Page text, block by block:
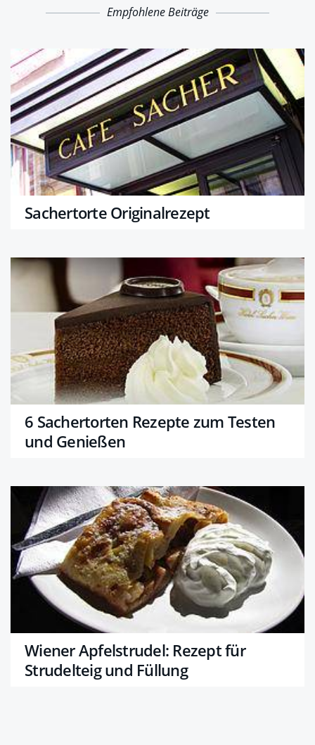
Empfohlene Beiträge
Sachertorte Originalrezept
6 Sachertorten Rezepte zum Testen
und Genießen
Wiener Apfelstrudel: Rezept für
Strudelteig und Füllung